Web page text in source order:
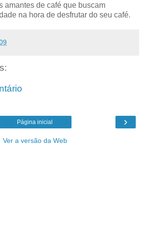
amantes de café que buscam
na hora de desfrutar do seu café.
›
Página inicial
Ver a versão da Web